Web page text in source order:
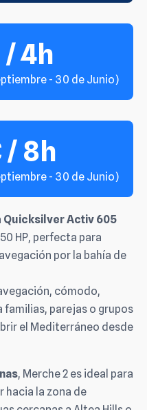
4h
- 30 de Junio)
8h
- 30 de Junio)
Quicksilver Activ 605
HP, perfecta para
por la bahía de
cómodo,
familias, parejas o grupos
el Mediterráneo desde
, Merche 2 es ideal para
hacia la zona de